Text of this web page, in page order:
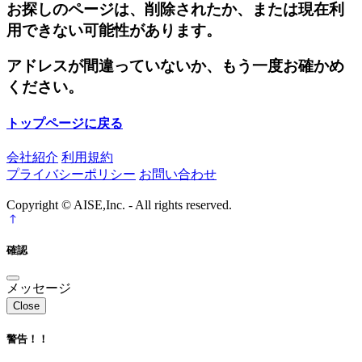
お探しのページは、削除されたか、または現在利
用できない可能性があります。
アドレスが間違っていないか、もう一度お確かめ
ください。
トップページに戻る
会社紹介 利用規約
プライバシーポリシー お問い合わせ
Copyright © AISE,Inc. - All rights reserved.
確認
メッセージ
Close
警告！！